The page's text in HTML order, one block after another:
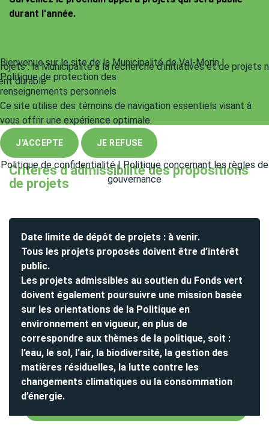
durant l'année.
Critères d’admissibilité des propositions
de projets
Date limite de dépôt de projets : à venir.
Tous les projets proposés doivent être d’intérêt
public.
Les projets admissibles au soutien du Fonds vert
doivent également poursuivre une mission basée
sur les orientations de la Politique en
environnement en vigueur, en plus de
correspondre aux thèmes de la politique, soit :
l’eau, le sol, l’air, la biodiversité, la gestion des
matières résiduelles, la lutte contre les
changements climatiques ou la consommation
d’énergie.
Bienvenue sur le site de la Municipalité de Val-Morin !
Politique de protection des
renseignements personnels
Ce site utilise des témoins de navigation essentiels visant à
vous offrir une expérience optimale.
J'ACCEPTE JE REFUSE
Politique de confidentialité|Politique concernant les règles de
gouvernance